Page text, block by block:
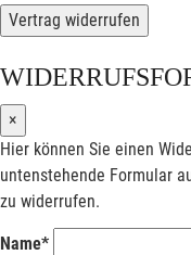
Vertrag widerrufen
×
Hier können Sie einen
untenstehende Formular
zu widerrufen.
Name*